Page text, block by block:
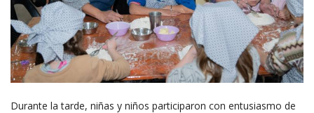
Durante la tarde, niñas y niños participaron con entusiasmo de